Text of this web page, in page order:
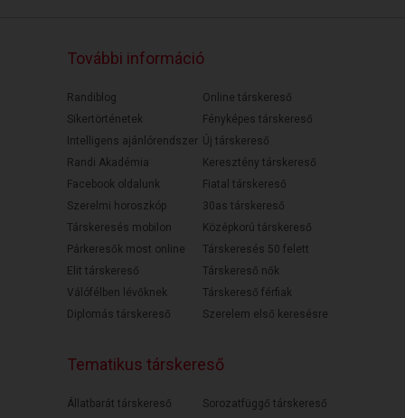
További információ
Randiblog
Sikertörténetek
Intelligens ajánlórendszer
Randi Akadémia
Facebook oldalunk
Szerelmi horoszkóp
Társkeresés mobilon
Párkeresők most online
Elit társkereső
Válófélben lévőknek
Diplomás társkereső
Online társkereső
Fényképes társkereső
Új társkereső
Keresztény társkereső
Fiatal társkereső
30as társkereső
Középkorú társkereső
Társkeresés 50 felett
Társkereső nők
Társkereső férfiak
Szerelem első keresésre
Tematikus társkereső
Állatbarát társkereső
Sorozatfüggő társkereső